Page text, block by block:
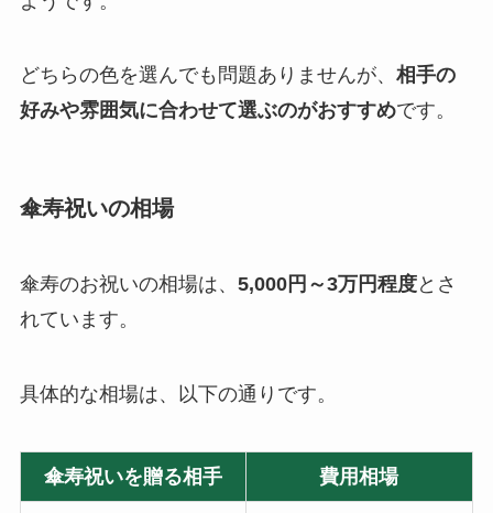
どちらの色を選んでも問題ありませんが、 相手の
好みや雰囲気に合わせて選ぶのがおすすめです。
傘寿祝いの相場
傘寿のお祝いの相場は、 5,000円～3万円程度とさ
れています。
具体的な相場は、以下の通りです。
傘寿祝いを贈る相手 費用相場